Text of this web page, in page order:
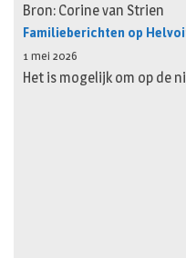
Bron: Corine van Strien
Familieberichten op
1 mei 2026
Het is mogelijk om op de